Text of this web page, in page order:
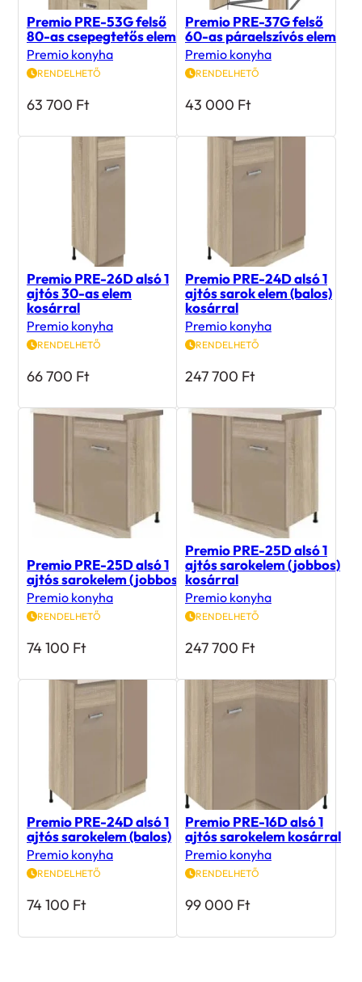
80-as csepegtetős elem
Premio konyha
RENDELHETŐ
63 700
60-as páraelszívós elem
Premio konyha
RENDELHETŐ
43 000
Premio PRE-26D alsó 1
ajtós 30-as elem
kosárral
Premio konyha
RENDELHETŐ
66 700
Premio PRE-24D alsó 1
ajtós sarok elem (balos)
kosárral
Premio konyha
RENDELHETŐ
247 700
Premio PRE-25D alsó 1
ajtós sarokelem (jobbos)
Premio konyha
RENDELHETŐ
74 100
Premio PRE-25D alsó 1
ajtós sarokelem (jobbos)
kosárral
Premio konyha
RENDELHETŐ
247 700
Premio PRE-24D alsó 1
ajtós sarokelem (balos)
Premio konyha
RENDELHETŐ
74 100
Premio PRE-16D alsó 1
ajtós sarokelem kosárral
Premio konyha
RENDELHETŐ
99 000